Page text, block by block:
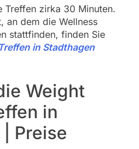
Treffen zirka 30 Minuten.
an dem die Wellness
stattfinden, finden Sie
in Stadthagen
Weight
in
Preise